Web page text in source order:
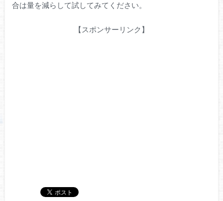
合は量を減らして試してみてください。
【スポンサーリンク】